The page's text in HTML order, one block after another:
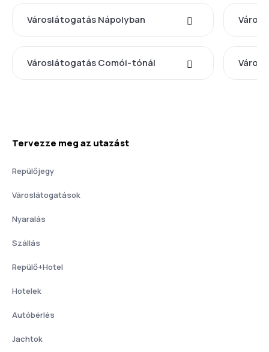
Városlátogatás Nápolyban
Városlátogatás Comói-tónál
Tervezze meg az utazást
Repülőjegy
Városlátogatások
Nyaralás
Szállás
Repülő+Hotel
Hotelek
Autóbérlés
Jachtok